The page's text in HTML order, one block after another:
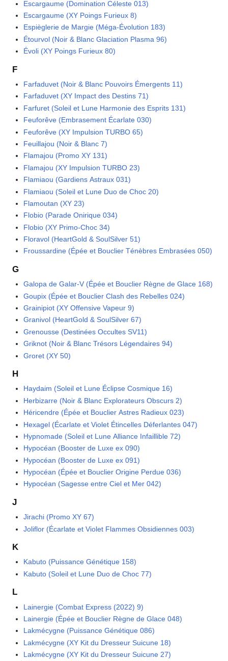
Escargaume (Domination Céleste 013)
Escargaume (XY Poings Furieux 8)
Espièglerie de Margie (Méga-Évolution 183)
Étourvol (Noir & Blanc Glaciation Plasma 96)
Évoli (XY Poings Furieux 80)
F
Farfaduvet (Noir & Blanc Pouvoirs Émergents 11)
Farfaduvet (XY Impact des Destins 71)
Farfuret (Soleil et Lune Harmonie des Esprits 131)
Feuforêve (Embrasement Écarlate 030)
Feuforêve (XY Impulsion TURBO 65)
Feuillajou (Noir & Blanc 7)
Flamajou (Promo XY 131)
Flamajou (XY Impulsion TURBO 23)
Flamiaou (Gardiens Astraux 031)
Flamiaou (Soleil et Lune Duo de Choc 20)
Flamoutan (XY 23)
Flobio (Parade Onirique 034)
Flobio (XY Primo-Choc 34)
Floravol (HeartGold & SoulSilver 51)
Froussardine (Épée et Bouclier Ténèbres Embrasées 050)
G
Galopa de Galar-V (Épée et Bouclier Règne de Glace 168)
Goupix (Épée et Bouclier Clash des Rebelles 024)
Grainipiot (XY Offensive Vapeur 9)
Granivol (HeartGold & SoulSilver 67)
Grenousse (Destinées Occultes SV11)
Griknot (Noir & Blanc Trésors Légendaires 94)
Groret (XY 50)
H
Haydaim (Soleil et Lune Éclipse Cosmique 16)
Herbizarre (Noir & Blanc Explorateurs Obscurs 2)
Héricendre (Épée et Bouclier Astres Radieux 023)
Hexagel (Écarlate et Violet Étincelles Déferlantes 047)
Hypnomade (Soleil et Lune Alliance Infaillible 72)
Hypocéan (Booster de Luxe ex 090)
Hypocéan (Booster de Luxe ex 091)
Hypocéan (Épée et Bouclier Origine Perdue 036)
Hypocéan (Sagesse entre Ciel et Mer 042)
J
Jirachi (Promo XY 67)
Joliflor (Écarlate et Violet Flammes Obsidiennes 003)
K
Kabuto (Puissance Génétique 158)
Kabuto (Soleil et Lune Duo de Choc 77)
L
Lainergie (Combat Express (2022) 9)
Lainergie (Épée et Bouclier Règne de Glace 048)
Lakmécygne (Puissance Génétique 086)
Lakmécygne (XY Kit du Dresseur Suicune 18)
Lakmécygne (XY Kit du Dresseur Suicune 27)